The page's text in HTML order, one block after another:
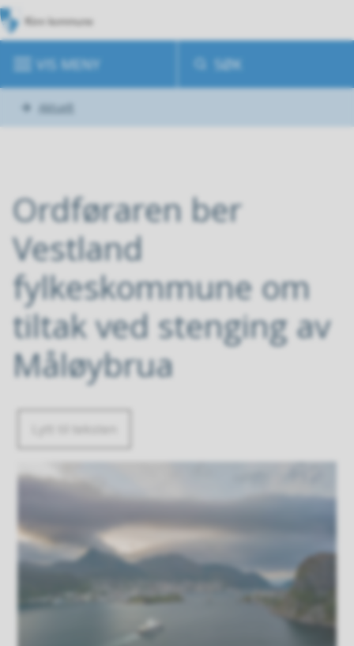
K
i
n
m
m
u
n
e
SØK
VIS MENY
Du Aktuelt
Ordføraren ber
Vestland
fylkeskommune om
tiltak ved stenging av
Måløybrua